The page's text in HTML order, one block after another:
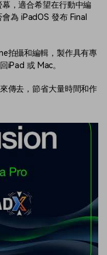
，適合希望在行動中編
為 iPadOS 發布 Final
拍攝和編輯，製作具有專
iPad 或 Mac。
傳去，節省大量時間和作